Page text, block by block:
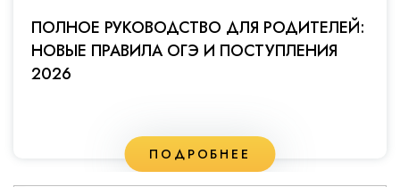
ПОЛНОЕ РУКОВОДСТВО ДЛЯ РОДИТЕЛЕЙ:
НОВЫЕ ПРАВИЛА ОГЭ И ПОСТУПЛЕНИЯ
2026
ПОДРОБНЕЕ